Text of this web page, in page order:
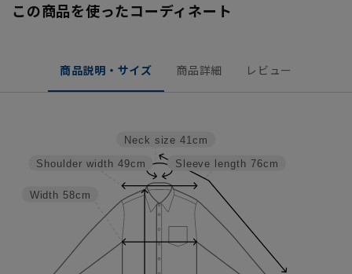
この商品を使ったコーディネート
商品説明・サイズ 商品詳細 レビュー
Sleeve length 76cm
Neck size 41cm
Width 58cm
Shoulder width 49cm